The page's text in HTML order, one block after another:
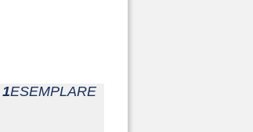
1ESEMPLARE